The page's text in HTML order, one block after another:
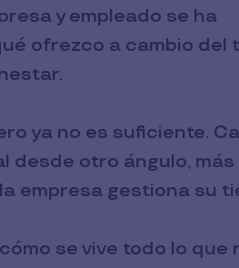
y empleado se ha
ofrezco a cambio del
ya no es suficiente.
desde otro ángulo, más
empresa gestiona su
se vive todo lo que